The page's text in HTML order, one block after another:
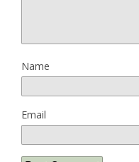
Name
Email